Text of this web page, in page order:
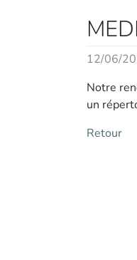
12/06/
Notre
un
Retour